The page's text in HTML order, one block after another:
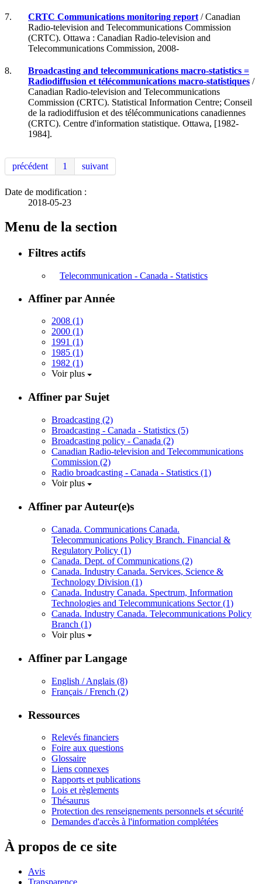
7. CRTC Communications monitoring report / Canadian
Radio-television and Telecommunications Commission
(CRTC). Ottawa : Canadian Radio-television and
Telecommunications Commission, 2008-
8.
Broadcasting and telecommunications macro-statistics =
Radiodiffusion et télécommunications macro-statistiques /
Canadian Radio-television and Telecommunications
Commission (CRTC). Statistical Information Centre; Conseil
de la radiodiffusion et des télécommunications canadiennes
(CRTC). Centre d'information statistique. Ottawa, [1982-
1984].
précédent 1 suivant
Date de modification :
2018-05-23
Menu de la section
Filtres actifs
Telecommunication - Canada - Statistics
Affiner par Année
2008 (1)
2000 (1)
1991 (1)
1985 (1)
1982 (1)
Voir plus
Affiner par Sujet
Broadcasting (2)
Broadcasting - Canada - Statistics (5)
Broadcasting policy - Canada (2)
Canadian Radio-television and Telecommunications
Commission (2)
Radio broadcasting - Canada - Statistics (1)
Voir plus
Affiner par Auteur(e)s
Canada. Communications Canada.
Telecommunications Policy Branch. Financial &
Regulatory Policy (1)
Canada. Dept. of Communications (2)
Canada. Industry Canada. Services, Science &
Technology Division (1)
Canada. Industry Canada. Spectrum, Information
Technologies and Telecommunications Sector(1)
Canada. Industry Canada. Telecommunications Policy
Branch (1)
Voir plus
Affiner par Langage
English / Anglais (8)
Français / French (2)
Ressources
Relevés financiers
Foire aux questions
Glossaire
Liens connexes
Rapports et publications
Lois et règlements
Thésaurus
Protection des renseignements personnels et sécurité
Demandes d'accès à l'information complétées
À propos de ce site
Avis